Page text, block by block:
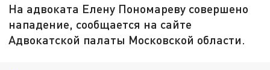
На адвоката Елену Пономареву совершено
нападение, сообщается на сайте
Адвокатской палаты Московской области.